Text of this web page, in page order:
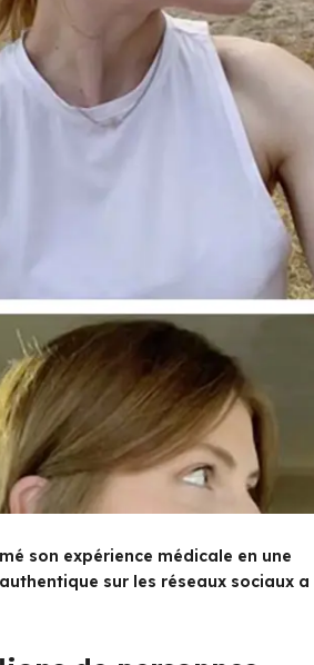
son expérience médicale en une
sur les réseaux sociaux a